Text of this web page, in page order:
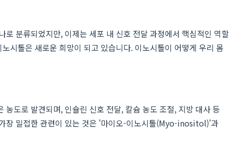
분류되었지만, 이제는 세포 내 신호 전달 과정에서 핵심적인 역할
시톨은 새로운 희망이 되고 있습니다. 이노시톨이 어떻게 우리 몸
도로 발견되며, 인슐린 신호 전달, 칼슘 농도 조절, 지방 대사 등
장 밀접한 관련이 있는 것은 '마이오-이노시톨(Myo-inositol)'과